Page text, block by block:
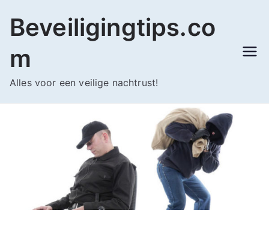
naar
inhoud
Beveiligingtips.co
m
Alles voor een veilige nachtrust!